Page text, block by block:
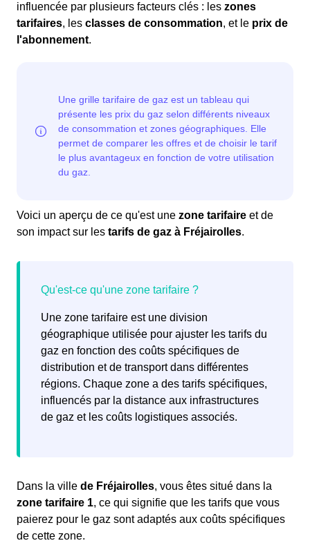
influencée par plusieurs facteurs clés : les zones
tarifaires, les classes de consommation, et le prix de
l'abonnement.
Voici un aperçu de ce qu'est une zone tarifaire et de
son impact sur les tarifs de gaz à Fréjairolles.
Une zone tarifaire est une division
géographique utilisée pour ajuster les tarifs du
gaz en fonction des coûts spécifiques de
distribution et de transport dans différentes
régions. Chaque zone a des tarifs spécifiques,
influencés par la distance aux infrastructures
de gaz et les coûts logistiques associés.
Dans la ville de Fréjairolles, vous êtes situé dans la
zone tarifaire 1, ce qui signifie que les tarifs que vous
paierez pour le gaz sont adaptés aux coûts spécifiques
de cette zone.